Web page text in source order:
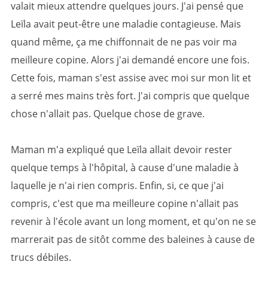
valait mieux attendre quelques jours. J'ai pensé que
Leïla avait peut-être une maladie contagieuse. Mais
quand même, ça me chiffonnait de ne pas voir ma
meilleure copine. Alors j'ai demandé encore une fois.
Cette fois, maman s'est assise avec moi sur mon lit et
a serré mes mains très fort. J'ai compris que quelque
chose n'allait pas. Quelque chose de grave.
Maman m'a expliqué que Leïla allait devoir rester
quelque temps à l'hôpital, à cause d'une maladie à
laquelle je n'ai rien compris. Enfin, si, ce que j'ai
compris, c'est que ma meilleure copine n'allait pas
revenir à l'école avant un long moment, et qu'on ne se
marrerait pas de sitôt comme des baleines à cause de
trucs débiles.